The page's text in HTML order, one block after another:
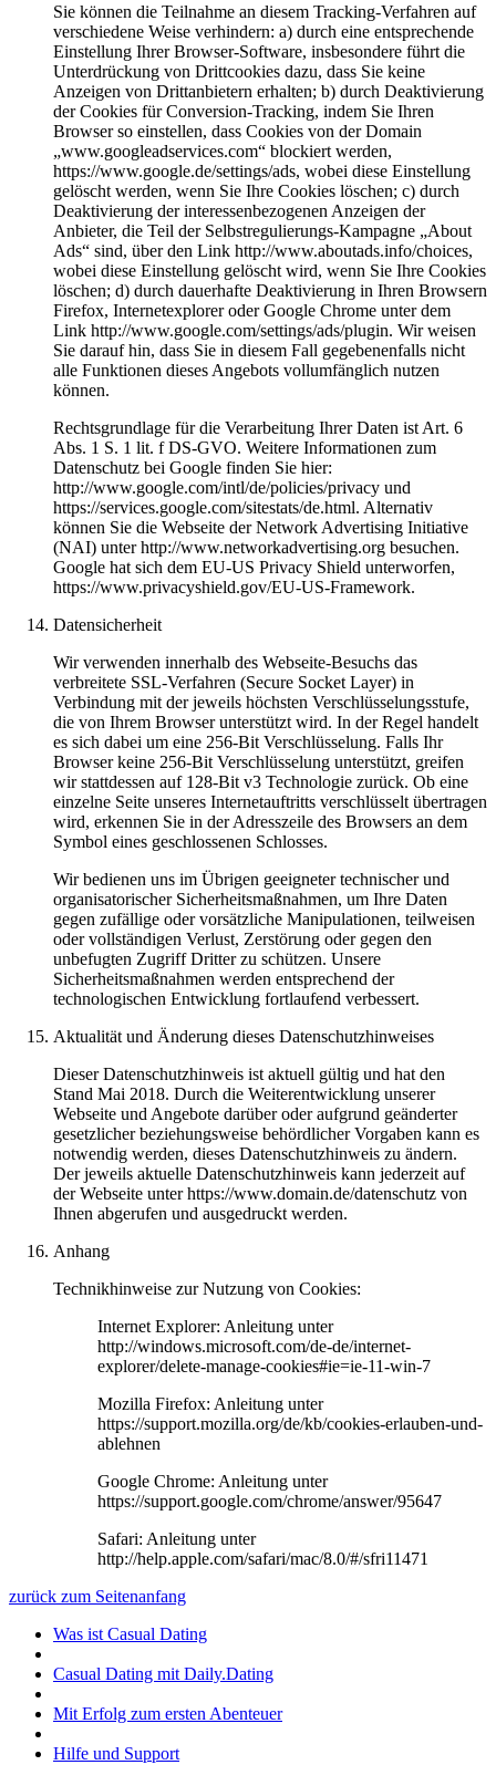
Sie können die Teilnahme an diesem Tracking-Verfahren auf
verschiedene Weise verhindern: a) durch eine entsprechende
Einstellung Ihrer Browser-Software, insbesondere führt die
Unterdrückung von Drittcookies dazu, dass Sie keine
Anzeigen von Drittanbietern erhalten; b) durch Deaktivierung
der Cookies für Conversion-Tracking, indem Sie Ihren
Browser so einstellen, dass Cookies von der Domain
„www.googleadservices.com“ blockiert werden,
https://www.google.de/settings/ads, wobei diese Einstellung
gelöscht werden, wenn Sie Ihre Cookies löschen; c) durch
Deaktivierung der interessenbezogenen Anzeigen der
Anbieter, die Teil der Selbstregulierungs-Kampagne „About
Ads“ sind, über den Link http://www.aboutads.info/choices,
wobei diese Einstellung gelöscht wird, wenn Sie Ihre Cookies
löschen; d) durch dauerhafte Deaktivierung in Ihren Browsern
Firefox, Internetexplorer oder Google Chrome unter dem
Link http://www.google.com/settings/ads/plugin. Wir weisen
Sie darauf hin, dass Sie in diesem Fall gegebenenfalls nicht
alle Funktionen dieses Angebots vollumfänglich nutzen
können.
Rechtsgrundlage für die Verarbeitung Ihrer Daten ist Art. 6
Abs. 1 S. 1 lit. f DS-GVO. Weitere Informationen zum
Datenschutz bei Google finden Sie hier:
http://www.google.com/intl/de/policies/privacy und
https://services.google.com/sitestats/de.html. Alternativ
können Sie die Webseite der Network Advertising Initiative
(NAI) unter http://www.networkadvertising.org besuchen.
Google hat sich dem EU-US Privacy Shield unterworfen,
https://www.privacyshield.gov/EU-US-Framework.
Datensicherheit
Wir verwenden innerhalb des Webseite-Besuchs das
verbreitete SSL-Verfahren (Secure Socket Layer) in
Verbindung mit der jeweils höchsten Verschlüsselungsstufe,
die von Ihrem Browser unterstützt wird. In der Regel handelt
es sich dabei um eine 256-Bit Verschlüsselung. Falls Ihr
Browser keine 256-Bit Verschlüsselung unterstützt, greifen
wir stattdessen auf 128-Bit v3 Technologie zurück. Ob eine
einzelne Seite unseres Internetauftritts verschlüsselt übertragen
wird, erkennen Sie in der Adresszeile des Browsers an dem
Symbol eines geschlossenen Schlosses.
Wir bedienen uns im Übrigen geeigneter technischer und
organisatorischer Sicherheitsmaßnahmen, um Ihre Daten
gegen zufällige oder vorsätzliche Manipulationen, teilweisen
oder vollständigen Verlust, Zerstörung oder gegen den
unbefugten Zugriff Dritter zu schützen. Unsere
Sicherheitsmaßnahmen werden entsprechend der
technologischen Entwicklung fortlaufend verbessert.
Aktualität und Änderung dieses Datenschutzhinweises
Dieser Datenschutzhinweis ist aktuell gültig und hat den
Stand Mai 2018. Durch die Weiterentwicklung unserer
Webseite und Angebote darüber oder aufgrund geänderter
gesetzlicher beziehungsweise behördlicher Vorgaben kann es
notwendig werden, dieses Datenschutzhinweis zu ändern.
Der jeweils aktuelle Datenschutzhinweis kann jederzeit auf
der Webseite unter https://www.domain.de/datenschutz von
Ihnen abgerufen und ausgedruckt werden.
Anhang
Technikhinweise zur Nutzung von Cookies:
Internet Explorer: Anleitung unter
http://windows.microsoft.com/de-de/internet-
explorer/delete-manage-cookies#ie=ie-11-win-7
Mozilla Firefox: Anleitung unter
https://support.mozilla.org/de/kb/cookies-erlauben-und-
ablehnen
Google Chrome: Anleitung unter
https://support.google.com/chrome/answer/95647
Safari: Anleitung unter
http://help.apple.com/safari/mac/8.0/#/sfri11471
zurück zum Seitenanfang
Was ist Casual Dating
Casual Dating mit Daily.Dating
Mit Erfolg zum ersten Abenteuer
Hilfe und Support